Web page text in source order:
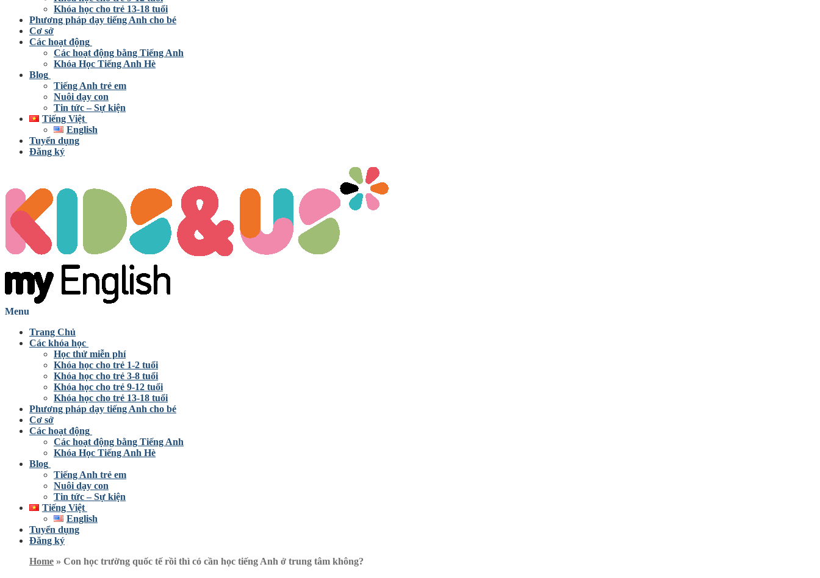
Khóa học cho trẻ 13-18 tuổi
Phương pháp dạy tiếng Anh cho bé
Cơ sở
Các hoạt động
Các hoạt động bằng Tiếng Anh
Khóa Học Tiếng Anh Hè
Blog
Tiếng Anh trẻ em
Nuôi dạy con
Tin tức – Sự kiện
Tiếng Việt
English
Tuyển dụng
Đăng ký
Menu
Trang Chủ
Các khóa học
Học thử miễn phí
Khóa học cho trẻ 1-2 tuổi
Khóa học cho trẻ 3-8 tuổi
Khóa học cho trẻ 9-12 tuổi
Khóa học cho trẻ 13-18 tuổi
Phương pháp dạy tiếng Anh cho bé
Cơ sở
Các hoạt động
Các hoạt động bằng Tiếng Anh
Khóa Học Tiếng Anh Hè
Blog
Tiếng Anh trẻ em
Nuôi dạy con
Tin tức – Sự kiện
Tiếng Việt
English
Tuyển dụng
Đăng ký
Home » Con học trường quốc tế rồi thì có cần học tiếng Anh ở trung tâm không?